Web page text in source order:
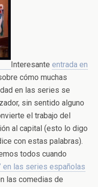
Interesante entrada en
cómo muchas
en las series se
sin sentido alguno
el trabajo del
al capital (esto lo digo
con estas palabras).
todos cuando
en las series españolas
las comedias de